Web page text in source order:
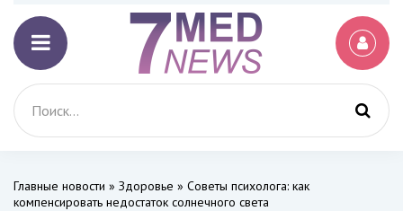
Главные новости » Здоровье » Советы психолога: как
компенсировать недостаток солнечного света